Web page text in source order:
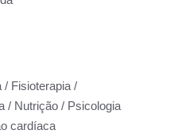
/ Fisioterapia /
/ Nutrição / Psicologia
cardíaca